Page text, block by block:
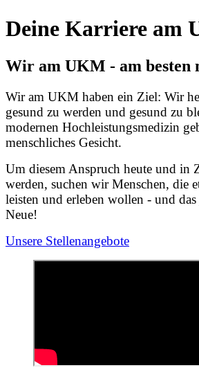
Deine Karriere am
Wir am UKM - am besten
Wir am UKM haben ein Ziel: Wir
gesund zu werden und gesund zu
modernen Hochleistungsmedizin
menschliches Gesicht.
Um diesem Anspruch heute und in
werden, suchen wir Menschen, die
leisten und erleben wollen - und
Neue!
Unsere Stellenangebote